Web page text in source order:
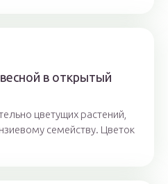
в открытый
цветущих растений,
семейству. Цветок